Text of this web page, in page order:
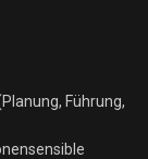
Führung,